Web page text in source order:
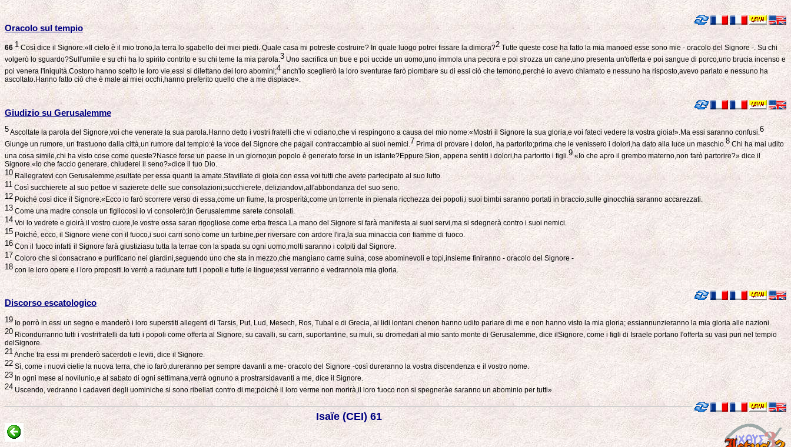
Oracolo sul tempio
66 1Così dice il Signore:«Il cielo è il mio trono,la terra lo sgabello dei miei piedi. Quale casa mi potreste costruire? In quale luogo potrei fissare la dimora?2Tutte queste cose ha fatto la mia manoed esse sono mie - oracolo del Signore -. Su chi
volgerò lo sguardo?Sull'umile e su chi ha lo spirito contrito e su chi teme la mia parola.3 Uno sacrifica un bue e poi uccide un uomo,uno immola una pecora e poi strozza un cane,uno presenta un'offerta e poi sangue di porco,uno brucia incenso e
poi venera l'iniquità.Costoro hanno scelto le loro vie,essi si dilettano dei loro abomini;4 anch'io sceglierò la loro sventurae farò piombare su di essi ciò che temono,perché io avevo chiamato e nessuno ha risposto,avevo parlato e nessuno ha
ascoltato.Hanno fatto ciò che è male ai miei occhi,hanno preferito quello che a me dispiace».
Giudizio su Gerusalemme
5Ascoltate la parola del Signore,voi che venerate la sua parola.Hanno detto i vostri fratelli che vi odiano,che vi respingono a causa del mio nome:«Mostri il Signore la sua gloria,e voi fateci vedere la vostra gioia!».Ma essi saranno confusi.6
Giunge un rumore, un frastuono dalla città,un rumore dal tempio:è la voce del Signore che pagail contraccambio ai suoi nemici.7Prima di provare i dolori, ha partorito;prima che le venissero i dolori,ha dato alla luce un maschio.8 Chi ha mai udito
una cosa simile,chi ha visto cose come queste?Nasce forse un paese in un giorno;un popolo è generato forse in un istante?Eppure Sion, appena sentiti i dolori,ha partorito i figli.9«Io che apro il grembo materno,non farò partorire?» dice il
Signore.«Io che faccio generare, chiuderei il seno?»dice il tuo Dio.
10Rallegratevi con Gerusalemme,esultate per essa quanti la amate.Sfavillate di gioia con essa voi tutti che avete partecipato al suo lutto.
11Così succhierete al suo pettoe vi sazierete delle sue consolazioni;succhierete, deliziandovi,all'abbondanza del suo seno.
12Poiché così dice il Signore:«Ecco io farò scorrere verso di essa,come un fiume, la prosperità;come un torrente in pienala ricchezza dei popoli;i suoi bimbi saranno portati in braccio,sulle ginocchia saranno accarezzati.
13Come una madre consola un figliocosì io vi consolerò;in Gerusalemme sarete consolati.
14 Voi lo vedrete e gioirà il vostro cuore,le vostre ossa saran rigogliose come erba fresca.La mano del Signore si farà manifesta ai suoi servi,ma si sdegnerà contro i suoi nemici.
15 Poiché, ecco, il Signore viene con il fuoco,i suoi carri sono come un turbine,per riversare con ardore l'ira,la sua minaccia con fiamme di fuoco.
16Con il fuoco infatti il Signore farà giustiziasu tutta la terrae con la spada su ogni uomo;molti saranno i colpiti dal Signore.
17Coloro che si consacrano e purificano nei giardini,seguendo uno che sta in mezzo,che mangiano carne suina, cose abominevoli e topi,insieme finiranno - oracolo del Signore -
18con le loro opere e i loro propositi.Io verrò a radunare tutti i popoli e tutte le lingue;essi verranno e vedrannola mia gloria.
Discorso escatologico
19Io porrò in essi un segno e manderò i loro superstiti allegenti di Tarsis, Put, Lud, Mesech, Ros, Tubal e di Grecia, ai lidi lontani chenon hanno udito parlare di me e non hanno visto la mia gloria; essiannunzieranno la mia gloria alle nazioni.
20Ricondurranno tutti i vostrifratelli da tutti i popoli come offerta al Signore, su cavalli, su carri, suportantine, su muli, su dromedari al mio santo monte di Gerusalemme, dice ilSignore, come i figli di Israele portano l'offerta su vasi puri nel tempio
delSignore.
21Anche tra essi mi prenderò sacerdoti e leviti, dice il Signore.
22 Sì, come i nuovi cielie la nuova terra, che io farò,dureranno per sempre davanti a me- oracolo del Signore -così dureranno la vostra discendenza e il vostro nome.
23 In ogni mese al novilunio,e al sabato di ogni settimana,verrà ognuno a prostrarsidavanti a me, dice il Signore.
24Uscendo, vedranno i cadaveri degli uominiche si sono ribellati contro di me;poiché il loro verme non morirà,il loro fuoco non si spegneràe saranno un abominio per tutti».
Isaïe (CEI) 61